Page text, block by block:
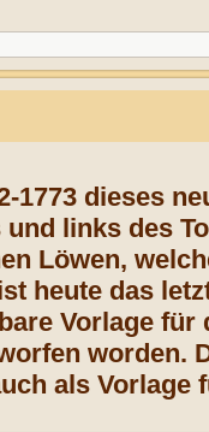
1773 dieses
links des
Löwen,
heute das
Vorlage für
worden.
als Vorlage